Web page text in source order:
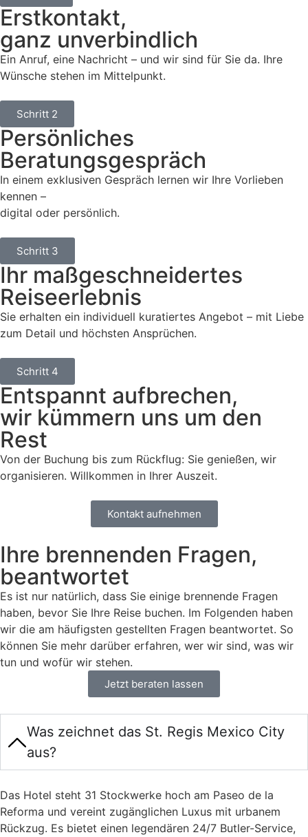
Erstkontakt,
ganz unverbindlich
Ein Anruf, eine Nachricht – und wir sind für Sie da. Ihre
Wünsche stehen im Mittelpunkt.
Schritt 2
Persönliches
Beratungsgespräch
In einem exklusiven Gespräch lernen wir Ihre Vorlieben
kennen –
digital oder persönlich.
Schritt 3
Ihr maßgeschneidertes
Reiseerlebnis
Sie erhalten ein individuell kuratiertes Angebot – mit Liebe
zum Detail und höchsten Ansprüchen.
Schritt 4
Entspannt aufbrechen,
wir kümmern uns um den
Rest
Von der Buchung bis zum Rückflug: Sie genießen, wir
organisieren. Willkommen in Ihrer Auszeit.
Kontakt aufnehmen
Ihre brennenden Fragen,
beantwortet
Es ist nur natürlich, dass Sie einige brennende Fragen
haben, bevor Sie Ihre Reise buchen. Im Folgenden haben
wir die am häufigsten gestellten Fragen beantwortet. So
können Sie mehr darüber erfahren, wer wir sind, was wir
tun und wofür wir stehen.
Jetzt beraten lassen
Was zeichnet das St. Regis Mexico City
aus?
Das Hotel steht 31 Stockwerke hoch am Paseo de la
Reforma und vereint zugänglichen Luxus mit urbanem
Rückzug. Es bietet einen legendären 24/7 Butler-Service,